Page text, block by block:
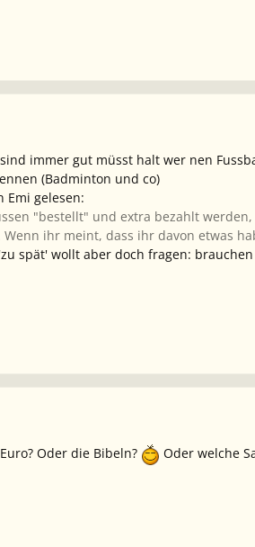
immer gut müsst halt wer nen
(Badminton und co)
Emi gelesen:
"bestellt" und extra bezahlt
Wenn ihr meint, dass ihr davon etwas
spät' wollt aber doch fragen:
Oder die Bibeln? Oder welche